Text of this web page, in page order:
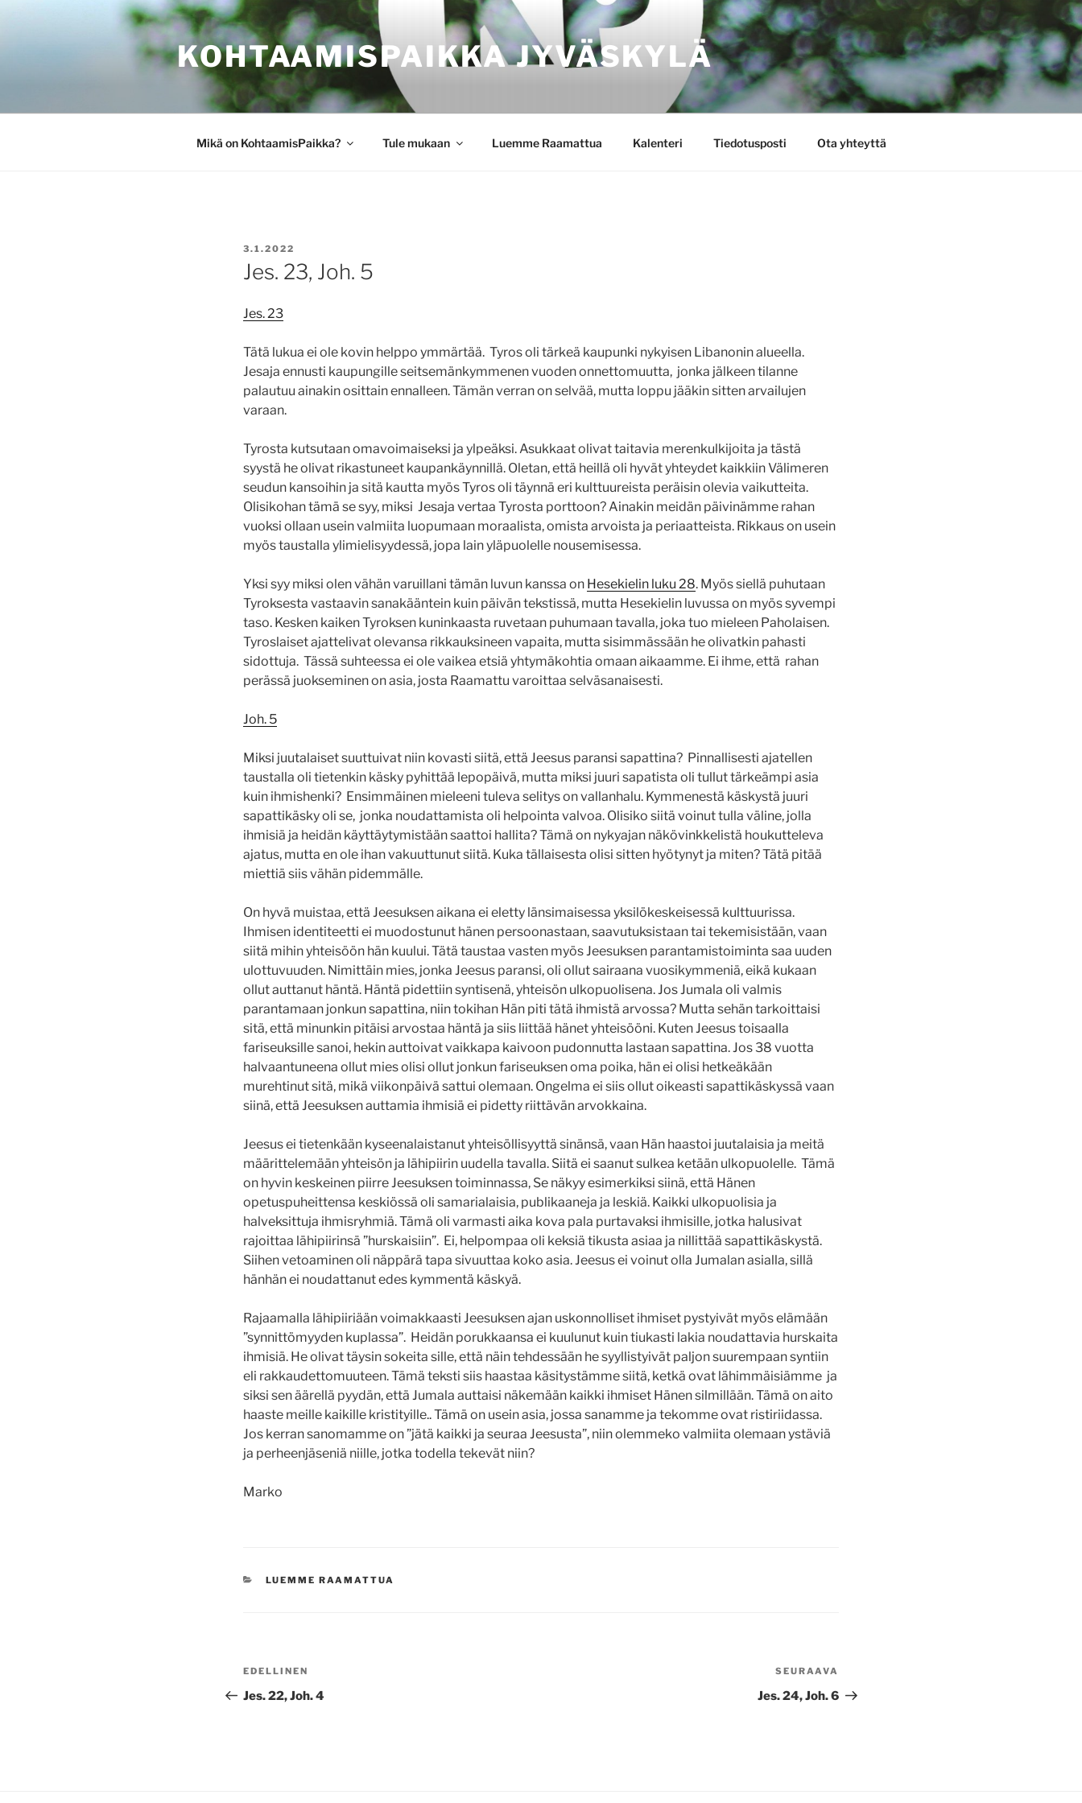
KOHTAAMISPAIKKA JYVÄSKYLÄ
Mikä on KohtaamisPaikka? Tule mukaan Luemme Raamattua Kalenteri Tiedotusposti Ota yhteyttä
JULKAISTU
3.1.2022
Jes. 23, Joh. 5
Jes. 23
Tätä lukua ei ole kovin helppo ymmärtää. Tyros oli tärkeä kaupunki nykyisen Libanonin alueella.
Jesaja ennusti kaupungille seitsemänkymmenen vuoden onnettomuutta, jonka jälkeen tilanne
palautuu ainakin osittain ennalleen. Tämän verran on selvää, mutta loppu jääkin sitten arvailujen
varaan.
Tyrosta kutsutaan omavoimaiseksi ja ylpeäksi. Asukkaat olivat taitavia merenkulkijoita ja tästä
syystä he olivat rikastuneet kaupankäynnillä. Oletan, että heillä oli hyvät yhteydet kaikkiin Välimeren
seudun kansoihin ja sitä kautta myös Tyros oli täynnä eri kulttuureista peräisin olevia vaikutteita.
Olisikohan tämä se syy, miksi Jesaja vertaa Tyrosta porttoon? Ainakin meidän päivinämme rahan
vuoksi ollaan usein valmiita luopumaan moraalista, omista arvoista ja periaatteista. Rikkaus on usein
myös taustalla ylimielisyydessä, jopa lain yläpuolelle nousemisessa.
Yksi syy miksi olen vähän varuillani tämän luvun kanssa on Hesekielin luku 28. Myös siellä puhutaan
Tyroksesta vastaavin sanakääntein kuin päivän tekstissä, mutta Hesekielin luvussa on myös syvempi
taso. Kesken kaiken Tyroksen kuninkaasta ruvetaan puhumaan tavalla, joka tuo mieleen Paholaisen.
Tyroslaiset ajattelivat olevansa rikkauksineen vapaita, mutta sisimmässään he olivatkin pahasti
sidottuja. Tässä suhteessa ei ole vaikea etsiä yhtymäkohtia omaan aikaamme. Ei ihme, että rahan
perässä juokseminen on asia, josta Raamattu varoittaa selväsanaisesti.
Joh. 5
Miksi juutalaiset suuttuivat niin kovasti siitä, että Jeesus paransi sapattina? Pinnallisesti ajatellen
taustalla oli tietenkin käsky pyhittää lepopäivä, mutta miksi juuri sapatista oli tullut tärkeämpi asia
kuin ihmishenki? Ensimmäinen mieleeni tuleva selitys on vallanhalu. Kymmenestä käskystä juuri
sapattikäsky oli se, jonka noudattamista oli helpointa valvoa. Olisiko siitä voinut tulla väline, jolla
ihmisiä ja heidän käyttäytymistään saattoi hallita? Tämä on nykyajan näkövinkkelistä houkutteleva
ajatus, mutta en ole ihan vakuuttunut siitä. Kuka tällaisesta olisi sitten hyötynyt ja miten? Tätä pitää
miettiä siis vähän pidemmälle.
On hyvä muistaa, että Jeesuksen aikana ei eletty länsimaisessa yksilökeskeisessä kulttuurissa.
Ihmisen identiteetti ei muodostunut hänen persoonastaan, saavutuksistaan tai tekemisistään, vaan
siitä mihin yhteisöön hän kuului. Tätä taustaa vasten myös Jeesuksen parantamistoiminta saa uuden
ulottuvuuden. Nimittäin mies, jonka Jeesus paransi, oli ollut sairaana vuosikymmeniä, eikä kukaan
ollut auttanut häntä. Häntä pidettiin syntisenä, yhteisön ulkopuolisena. Jos Jumala oli valmis
parantamaan jonkun sapattina, niin tokihan Hän piti tätä ihmistä arvossa? Mutta sehän tarkoittaisi
sitä, että minunkin pitäisi arvostaa häntä ja siis liittää hänet yhteisööni. Kuten Jeesus toisaalla
fariseuksille sanoi, hekin auttoivat vaikkapa kaivoon pudonnutta lastaan sapattina. Jos 38 vuotta
halvaantuneena ollut mies olisi ollut jonkun fariseuksen oma poika, hän ei olisi hetkeäkään
murehtinut sitä, mikä viikonpäivä sattui olemaan. Ongelma ei siis ollut oikeasti sapattikäskyssä vaan
siinä, että Jeesuksen auttamia ihmisiä ei pidetty riittävän arvokkaina.
Jeesus ei tietenkään kyseenalaistanut yhteisöllisyyttä sinänsä, vaan Hän haastoi juutalaisia ja meitä
määrittelemään yhteisön ja lähipiirin uudella tavalla. Siitä ei saanut sulkea ketään ulkopuolelle. Tämä
on hyvin keskeinen piirre Jeesuksen toiminnassa, Se näkyy esimerkiksi siinä, että Hänen
opetuspuheittensa keskiössä oli samarialaisia, publikaaneja ja leskiä. Kaikki ulkopuolisia ja
halveksittuja ihmisryhmiä. Tämä oli varmasti aika kova pala purtavaksi ihmisille, jotka halusivat
rajoittaa lähipiirinsä ”hurskaisiin”. Ei, helpompaa oli keksiä tikusta asiaa ja nillittää sapattikäskystä.
Siihen vetoaminen oli näppärä tapa sivuuttaa koko asia. Jeesus ei voinut olla Jumalan asialla, sillä
hänhän ei noudattanut edes kymmentä käskyä.
Rajaamalla lähipiiriään voimakkaasti Jeesuksen ajan uskonnolliset ihmiset pystyivät myös elämään
”synnittömyyden kuplassa”. Heidän porukkaansa ei kuulunut kuin tiukasti lakia noudattavia hurskaita
ihmisiä. He olivat täysin sokeita sille, että näin tehdessään he syyllistyivät paljon suurempaan syntiin
eli rakkaudettomuuteen. Tämä teksti siis haastaa käsitystämme siitä, ketkä ovat lähimmäisiämme ja
siksi sen äärellä pyydän, että Jumala auttaisi näkemään kaikki ihmiset Hänen silmillään. Tämä on aito
haaste meille kaikille kristityille.. Tämä on usein asia, jossa sanamme ja tekomme ovat ristiriidassa.
Jos kerran sanomamme on ”jätä kaikki ja seuraa Jeesusta”, niin olemmeko valmiita olemaan ystäviä
ja perheenjäseniä niille, jotka todella tekevät niin?
Marko
KATEGORIAT
LUEMME RAAMATTUA
Artikkelien
selaus
Edellinen
artikkeli
EDELLINEN
Jes. 22, Joh. 4
artikkeli
SEURAAVA
Jes. 24, Joh. 6